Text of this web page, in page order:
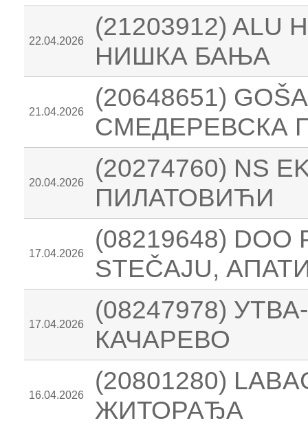
22.04.2026
(21203912) ALU
НИШКА БАЊА
21.04.2026
(20648651)
СМЕДЕРЕВСКА
20.04.2026
(20274760) NS
ПИЛАТОВИЋИ
17.04.2026
(08219648) DOO
STEČAJU,
17.04.2026
(08247978)
КАЧАРЕВО
16.04.2026
(20801280)
ЖИТОРАЂА